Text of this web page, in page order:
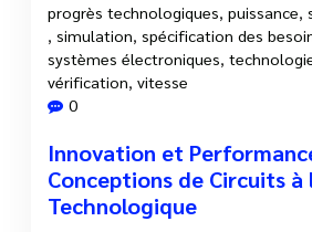
progrès technologiques puissance
simulation spécification des
systèmes électroniques
vérification vitesse
0
Innovation et
Conceptions de Circuits à
Technologique